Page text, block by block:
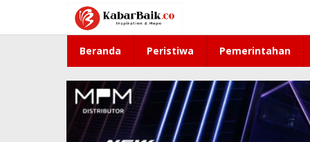
konten
Beranda Peristiwa Pemerintahan